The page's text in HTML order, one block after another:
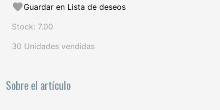
favoriteGuardar en Lista de deseos
Stock: 7.00
30 Unidades vendidas
Sobre el artículo